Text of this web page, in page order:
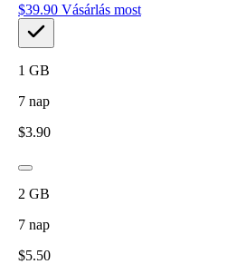
$39.90 Vásárlás most
1 GB
7 nap
$3.90
2 GB
7 nap
$5.50